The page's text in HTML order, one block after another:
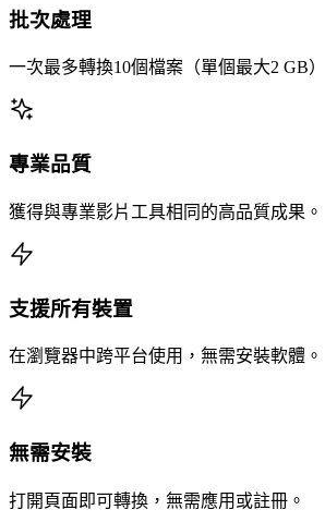
批次處理
一次最多轉換10個檔案（單個最大2 GB
專業品質
獲得與專業影片工具相同的高品質成果。
支援所有裝置
在瀏覽器中跨平台使用，無需安裝軟體。
無需安裝
打開頁面即可轉換，無需應用或註冊。